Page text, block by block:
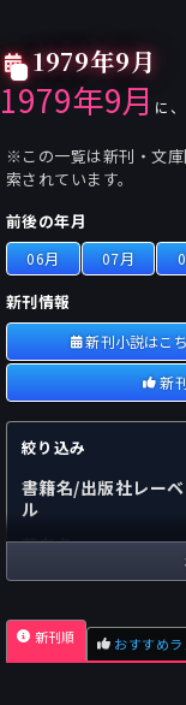
1979年9月
1979年9月 に
※この一覧は新刊・文
索されています。
前後の年月
06月 07月
新刊情報
新刊小説はこ
新
絞り込み
書籍名/出版社レーベ
ル
著者名
出版社
新刊順 おすすめ